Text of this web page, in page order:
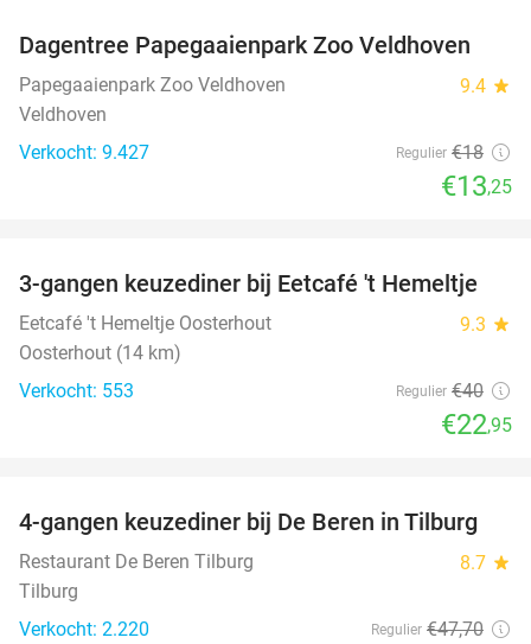
26%
Dagentree Papegaaienpark Zoo Veldhoven
Papegaaienpark Zoo Veldhoven 9.4 star
Veldhoven
Verkocht: 9.427
Regulier €18
€13,25
43%
3-gangen keuzediner bij Eetcafé 't Hemeltje
Eetcafé 't Hemeltje Oosterhout 9.3 star
Oosterhout (14 km)
Verkocht: 553
Regulier €40
€22,95
46%
4-gangen keuzediner bij De Beren in Tilburg
Restaurant De Beren Tilburg 8.7 star
Tilburg
Verkocht: 2.220
Regulier €47,70